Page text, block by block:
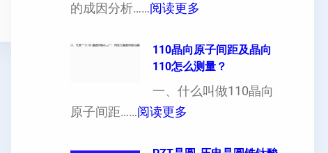
也
以
定
向
度
的成因分析……阅读更多
晶
硅
片
110晶向原子间距及晶向
110怎么测量？
一、什么叫做110晶向
原子间距……阅读更多